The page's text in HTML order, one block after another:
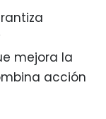
mejora la
acción